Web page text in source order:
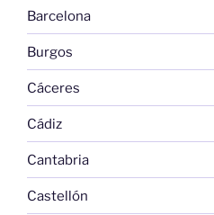
Barcelona
Burgos
Cáceres
Cádiz
Cantabria
Castellón